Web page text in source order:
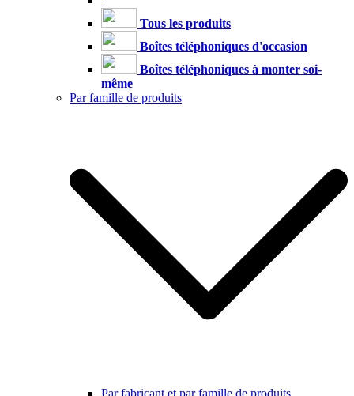
Tous les produits
Boîtes téléphoniques d'occasion
Boîtes téléphoniques à monter soi-
même
Par famille de produits
Par fabricant et par famille de produits